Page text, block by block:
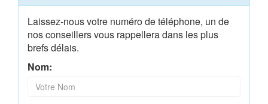
Laissez-nous votre numéro de téléphone, un de
nos conseillers vous rappellera dans les plus
brefs délais.
Nom: